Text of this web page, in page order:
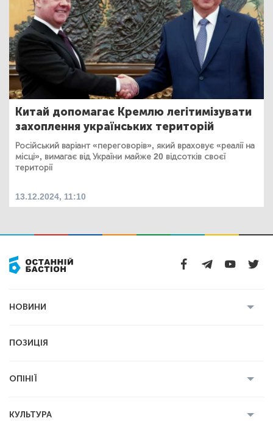
Китай допомагає Кремлю легітимізувати
захоплення українських територій
Російський варіант «переговорів», який враховує «реалії на
місці», вимагає від України майже 20 відсотків своєї
території
13.12.2024, 11:10
НОВИНИ
Економіка
ПОЗИЦІЯ
ОПІНІЇ
КУЛЬТУРА